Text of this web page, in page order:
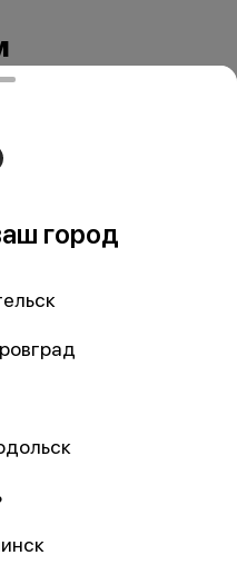
Сэндвич с лососем
Рашитовна
счет:
АО «ТБанк» БИК:
город